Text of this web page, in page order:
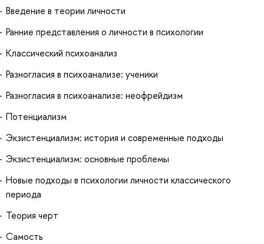
Введение в теории личности
Ранние представления о личности в психологии
Классический психоанализ
Разногласия в психоанализе: ученики
Разногласия в психоанализе: неофрейдизм
Потенциализм
Экзистенциализм: история и современные подходы
Экзистенциализм: основные проблемы
Новые подходы в психологии личности классического
периода
Теория черт
Самость